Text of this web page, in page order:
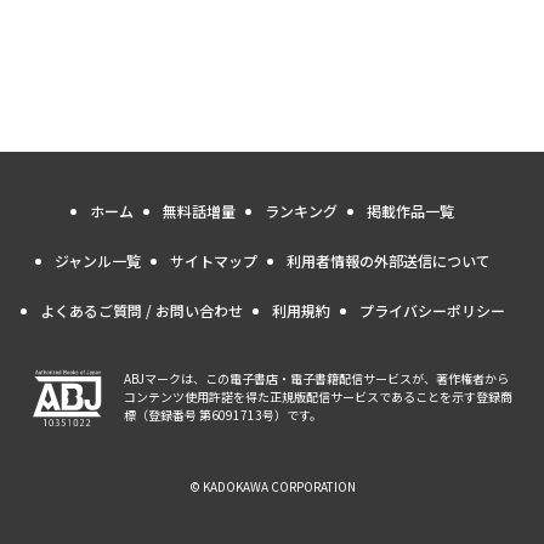
ホーム 無料話増量 ランキング 掲載作品一覧
ジャンル一覧 サイトマップ 利用者情報の外部送信について
よくあるご質問 / お問い合わせ 利用規約 プライバシーポリシー
ABJマークは、この電子書店・電子書籍配信サービスが、著作権者から
コンテンツ使用許諾を得た正規版配信サービスであることを示す登録商
標（登録番号 第6091713号）です。
© KADOKAWA CORPORATION